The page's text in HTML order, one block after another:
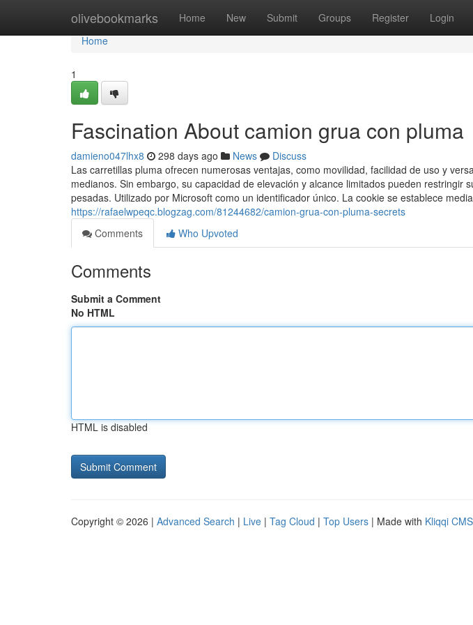
olivebookmarks Home New Submit Groups Register Login
Home
Home
1
Fascination About camion grua con pluma
damieno047lhx8 298 days ago News
Discuss
Las carretillas pluma ofrecen numerosas ventajas, como movilidad, facilidad de uso y
medianos. Sin embargo, su capacidad de elevación y alcance limitados pueden restringir
pesadas. Utilizado por Microsoft como un identificador único. La cookie se establece
https://rafaelwpeqc.blogzag.com/81244682/camion-grua-con-pluma-secrets
Comments
Who Upvoted
Comments
Submit a Comment
No HTML
HTML is disabled
Copyright © 2026 | Advanced Search | Live | Tag Cloud | Top Users | Made with Kliqqi CMS